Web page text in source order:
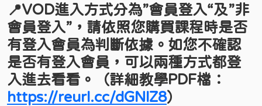
📍VOD進入方式分為”會員登入“及”非
會員登入”，請依照您購買課程時是否
有登入會員為判斷依據。如您不確認
是否有登入會員，可以兩種方式都登
入進去看看。（詳細教學PDF檔：
https://reurl.cc/dGNlZ8）